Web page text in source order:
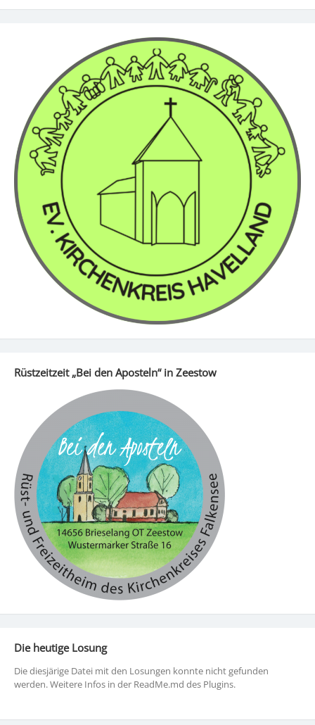
Rüstzeitzeit „Bei den Aposteln“ in Zeestow
Die heutige Losung
Die diesjärige Datei mit den Losungen konnte nicht gefunden
werden. Weitere Infos in der ReadMe.md des Plugins.